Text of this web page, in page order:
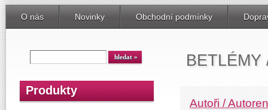
O nás Novinky Obchodní podmínky
Produkty
Autoři /